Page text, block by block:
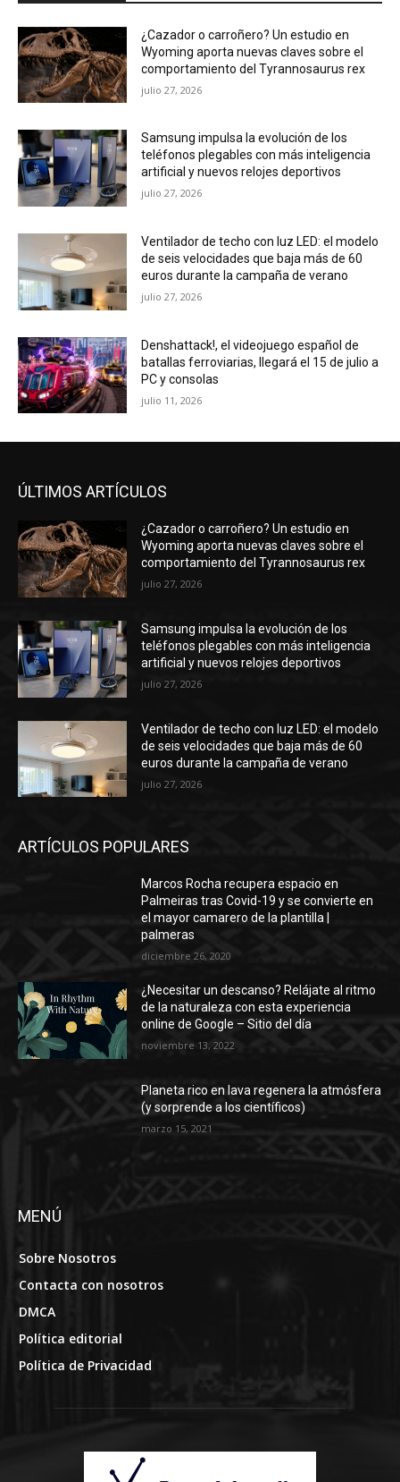
¿Cazador o carroñero? Un estudio en
Wyoming aporta nuevas claves sobre el
comportamiento del Tyrannosaurus rex
julio 27, 2026
Samsung impulsa la evolución de los
teléfonos plegables con más inteligencia
artificial y nuevos relojes deportivos
julio 27, 2026
Ventilador de techo con luz LED: el modelo
de seis velocidades que baja más de 60
euros durante la campaña de verano
julio 27, 2026
Denshattack!, el videojuego español de
batallas ferroviarias, llegará el 15 de julio a
PC y consolas
julio 11, 2026
ÚLTIMOS ARTÍCULOS
¿Cazador o carroñero? Un estudio en
Wyoming aporta nuevas claves sobre el
comportamiento del Tyrannosaurus rex
julio 27, 2026
Samsung impulsa la evolución de los
teléfonos plegables con más inteligencia
artificial y nuevos relojes deportivos
julio 27, 2026
Ventilador de techo con luz LED: el modelo
de seis velocidades que baja más de 60
euros durante la campaña de verano
julio 27, 2026
ARTÍCULOS POPULARES
Marcos Rocha recupera espacio en
Palmeiras tras Covid-19 y se convierte en
el mayor camarero de la plantilla |
palmeras
diciembre 26, 2020
¿Necesitar un descanso? Relájate al ritmo
de la naturaleza con esta experiencia
online de Google – Sitio del día
noviembre 13, 2022
Planeta rico en lava regenera la atmósfera
(y sorprende a los científicos)
marzo 15, 2021
MENÚ
Sobre Nosotros
Contacta con nosotros
DMCA
Política editorial
Política de Privacidad